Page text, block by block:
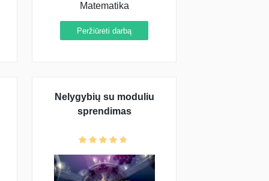
Matematika
Peržiūrėti darbą
Nelygybių su moduliu
sprendimas